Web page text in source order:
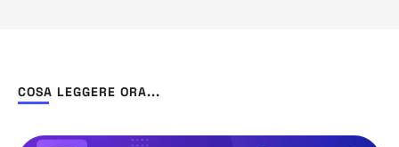
COSA LEGGERE ORA...